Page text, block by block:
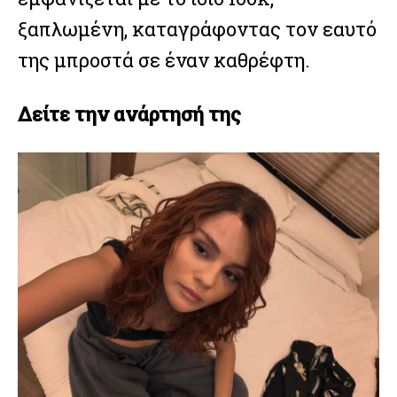
ξαπλωμένη, καταγράφοντας τον εαυτό
της μπροστά σε έναν καθρέφτη.
Δείτε την ανάρτησή της